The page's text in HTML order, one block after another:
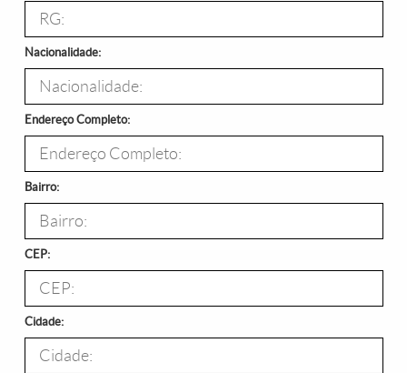
Nacionalidade:
Endereço Completo:
Bairro:
CEP:
Cidade: